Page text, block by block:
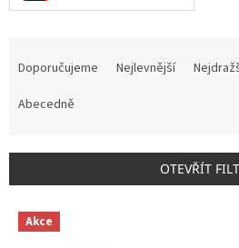
r
o
d
Doporučujeme Nejlevnější
Abecedně
OTEVŘÍT
V Akce